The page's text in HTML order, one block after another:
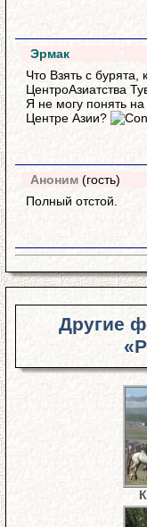
Эрмак
Что Взять с
ЦентроАзиатства
Я не могу понять
Центре Азии?
Аноним (гость)
Полный отстой.
Другие